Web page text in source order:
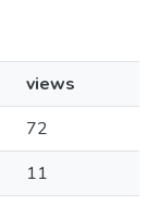
views
72
11